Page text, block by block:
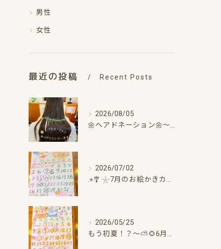
男性
女性
最近の投稿 Recent Posts
2026/08/05
🌼ヘアドネーション🌼〜チョキチョキほのぼのタイム～
2026/07/02
.⋆🎐𓇼7月のお絵かきカレンダー🎐𓇼.⋆～ひと息ついてちょこっと日記～
2026/05/25
もう初夏！？〜⛅🌻6月のお絵かきカレンダー🌻⛅～